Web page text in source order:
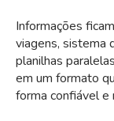
Informações
viagens, sistema
planilhas
em um formato
forma confiável